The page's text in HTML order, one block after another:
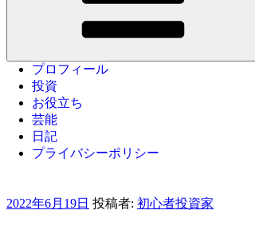
プロフィール
投資
お役立ち
芸能
日記
プライバシーポリシー
投
2022年6月19日 投稿者: 初心者投資家